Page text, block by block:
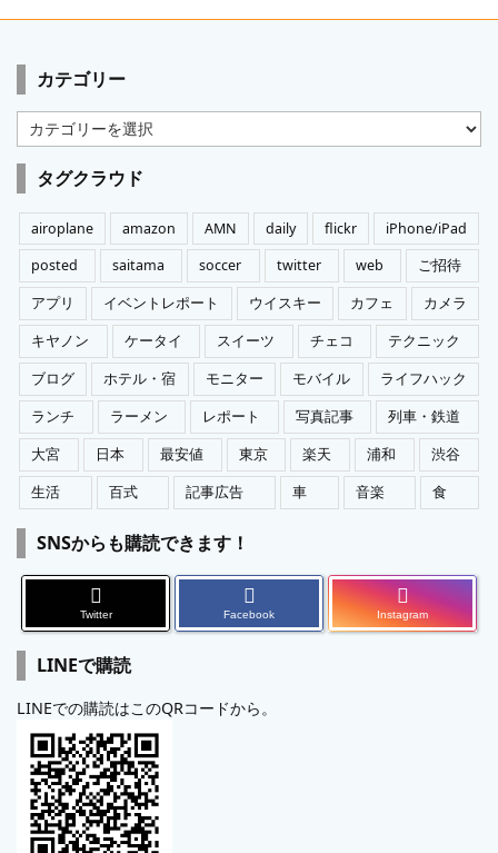
カテゴリー
カ
テ
ゴ
リ
ー
タグクラウド
airoplane amazon AMN daily flickr
iPhone/iPad
posted
saitama soccer twitter web
ご招待
アプリ
イベントレポート ウイスキー カフェ
カメラ
キヤノン
ケータイ スイーツ チェコ
テクニック
ブログ
ホテル・宿 モニター モバイル
ライフハック
ランチ
ラーメン レポート 写真記事
列車・鉄道
大宮
日本 最安値 東京 楽天 浦和
渋谷
生活
百式 記事広告 車 音楽 食
SNSからも購読できます！
Twitter Facebook Instagram
LINEで購読
LINEでの購読はこのQRコードから。